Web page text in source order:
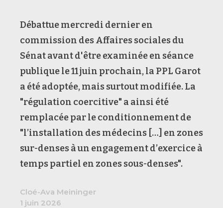
Débattue mercredi dernier en
commission des Affaires sociales du
Sénat avant d'être examinée en séance
publique le 11 juin prochain, la PPL Garot
a été adoptée, mais surtout modifiée. La
"régulation coercitive" a ainsi été
remplacée par le conditionnement de
"l’installation des médecins […] en zones
sur-denses à un engagement d’exercice à
temps partiel en zones sous-denses".
Cloé-Ava Meininger
1 juin 2026